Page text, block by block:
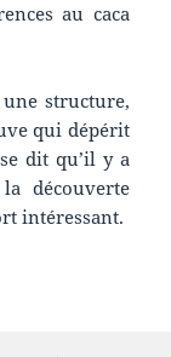
au caca
structure,
qui dépérit
dit qu’il y a
découverte
intéressant.